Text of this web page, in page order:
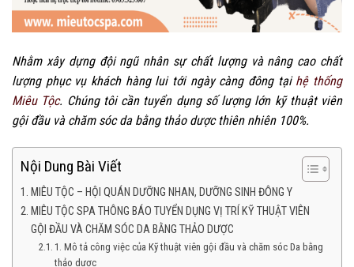
Nhằm xây dựng đội ngũ nhân sự chất lượng và nâng cao chất
lượng phục vụ khách hàng lui tới ngày càng đông tại hệ thống
Miêu Tộc. Chúng tôi cần tuyển dụng số lượng lớn kỹ thuật viên
gội đầu và chăm sóc da bằng thảo dược thiên nhiên 100%.
Nội Dung Bài Viết
MIÊU TỘC – HỘI QUÁN DƯỠNG NHAN, DƯỠNG SINH ĐÔNG Y
MIÊU TỘC SPA THÔNG BÁO TUYỂN DỤNG VỊ TRÍ KỸ THUẬT VIÊN
GỘI ĐẦU VÀ CHĂM SÓC DA BẰNG THẢO DƯỢC
1. Mô tả công việc của Kỹ thuật viên gội đầu và chăm sóc Da bằng
thảo dược